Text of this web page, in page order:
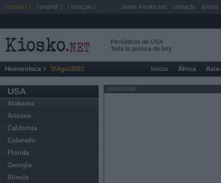
Periódicos de USA
Toda la prensa de hoy
Hemeroteca 5/Ago/2021 Inicio África
USA
Alabama
Arizona
California
Colorado
Florida
Georgia
Illinois
publicidad
[ español ] [ english ] [ français ] sobre Kiosko.net contacto ayuda